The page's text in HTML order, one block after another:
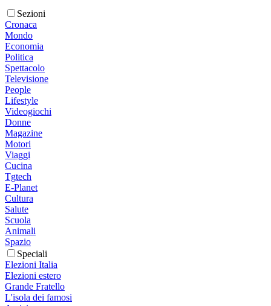
Sezioni
Cronaca
Mondo
Economia
Politica
Spettacolo
Televisione
People
Lifestyle
Videogiochi
Donne
Magazine
Motori
Viaggi
Cucina
Tgtech
E-Planet
Cultura
Salute
Scuola
Animali
Spazio
Speciali
Elezioni Italia
Elezioni estero
Grande Fratello
L'isola dei famosi